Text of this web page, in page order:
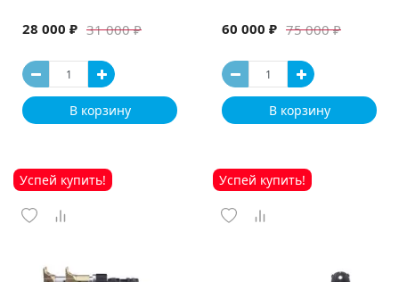
машина
31 000 ₽
28 000 ₽
В корзину
75 000 ₽
60 000 ₽
В корзину
Успей купить! Успей купить!